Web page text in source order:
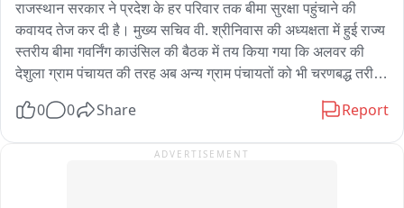
राजस्थान सरकार ने प्रदेश के हर परिवार तक बीमा सुरक्षा पहुंचाने की
कवायद तेज कर दी है। मुख्य सचिव वी. श्रीनिवास की अध्यक्षता में हुई राज्य
स्तरीय बीमा गवर्निंग काउंसिल की बैठक में तय किया गया कि अलवर की
देशुला ग्राम पंचायत की तरह अब अन्य ग्राम पंचायतों को भी चरणबद्ध तरीके
2047" विजन को लेकर समीक्षा की गई। मुख्य सचिव ने बीमा कंपनियों और
बल्कि ज्यादा से ज्यादा परिवारों को सामाजिक सुरक्षा योजनाओं से जोड़ें।
0 0 Share Report
ADVERTISEMENT